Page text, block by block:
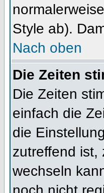
Style ab).
Nach oben
Die Zeiten
Die Zeiten
einfach die
die
zutreffend ist,
wechseln